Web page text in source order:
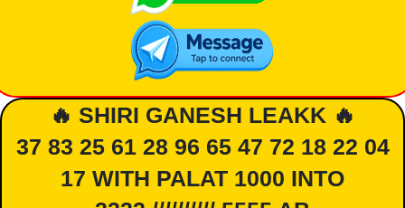
🔥 SHIRI GANESH LEAKK 🔥
37 83 25 61 28 96 65 47 72 18 22 04
17 WITH PALAT 1000 INTO